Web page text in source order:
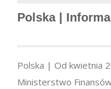
Polska |
Polska | Od kwietnia
Ministerstwo